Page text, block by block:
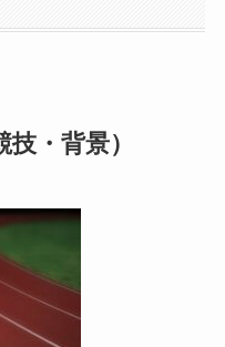
・背景）